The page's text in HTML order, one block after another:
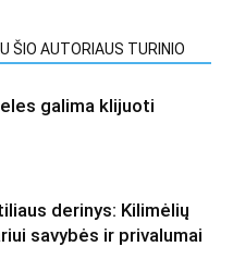
ŠIO AUTORIAUS TURINIO
galima klijuoti
derinys: Kilimėlių
savybės ir privalumai